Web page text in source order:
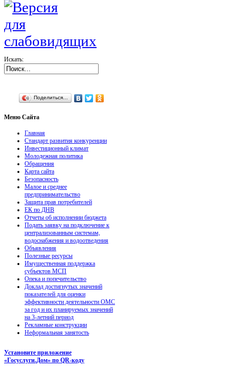
Искать:
Поделиться…
Меню Сайта
Главная
Стандарт развития конкуренции
Инвестиционный климат
Молодежная политика
Обращения
Карта сайта
Безопасность
Малое и среднее
предпринимательство
Защита прав потребителей
ЕК по ДНВ
Отчеты об исполнении бюджета
Подать заявку на подключение к
централизованным системам,
водоснабжения и водоотведения
Объявления
Полезные ресурсы
Имущественная поддержка
субъектов МСП
Опека и попечительство
Доклад достигнутых значений
показателей для оценки
эффективности деятельности ОМС
за год и их планируемых значений
на 3-летний период
Рекламные конструкции
Неформальная занятость
Установите приложение
«Госуслуги.Дом» по QR-коду